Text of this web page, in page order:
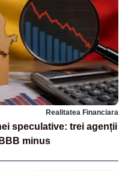
Realitatea Financiara
speculative: trei agenții
minus